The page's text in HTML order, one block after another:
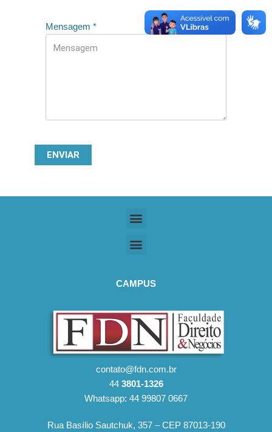
Mensagem *
ENVIAR
CAMPUS
contato@fdn.com.br
44 3801-1326
Whatsapp: 44 99807 0667
Rua Basílio Sautchuk, 357 – CEP 87013-190